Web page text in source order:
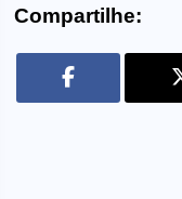
Compartilhe: